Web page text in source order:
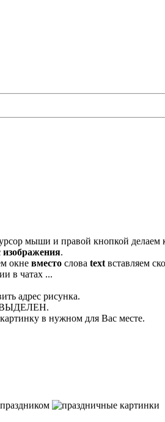
мыши и правой кнопкой делаем
изображения.
окне вместо слова text вставляем
в чатах ...
адрес рисунка.
ВЫДЕЛЕН.
в нужном для Вас месте.